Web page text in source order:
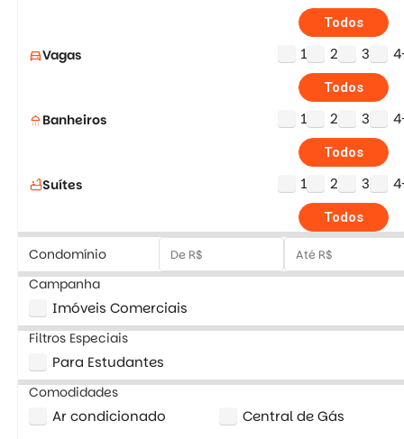
Todos
directions_carVagas 1 2 3
Todos
shower Banheiros 1 2 3
Todos
bathtubSuítes 1 2 3
Todos
Condomínio
Campanha
Imóveis Comerciais
Filtros Especiais
Para Estudantes
Comodidades
Ar condicionado
Central de Gás